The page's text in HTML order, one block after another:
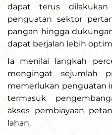
dapat terus dilakukan
penguatan sektor
pangan hingga
dapat berjalan lebih
Ia menilai langkah
mengingat sejumlah
memerlukan penguatan
termasuk
akses pembiayaan
lahan.